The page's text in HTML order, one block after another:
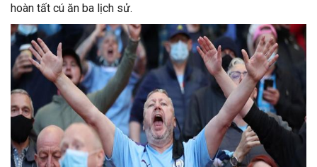
hoàn tất cú ăn ba lịch sử.